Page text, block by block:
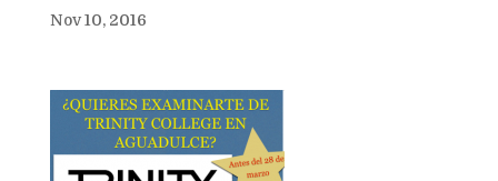
Nov 10, 2016